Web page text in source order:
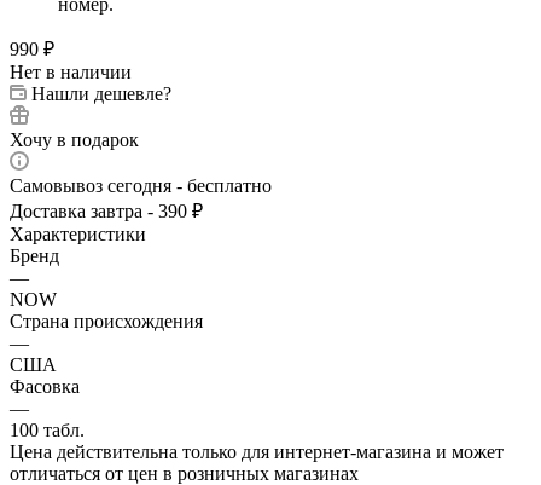
990 ₽
Нет в наличии
Нашли дешевле?
Хочу в подарок
Самовывоз сегодня - бесплатно
Доставка завтра - 390 ₽
Характеристики
Бренд
—
NOW
Страна происхождения
—
США
Фасовка
—
100 табл.
Цена действительна только для интернет-магазина и может
отличаться от цен в розничных магазинах